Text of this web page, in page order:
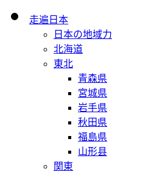
走遍日本
日本の地域力
北海道
東北
青森県
宮城県
岩手県
秋田県
福島県
山形县
関東